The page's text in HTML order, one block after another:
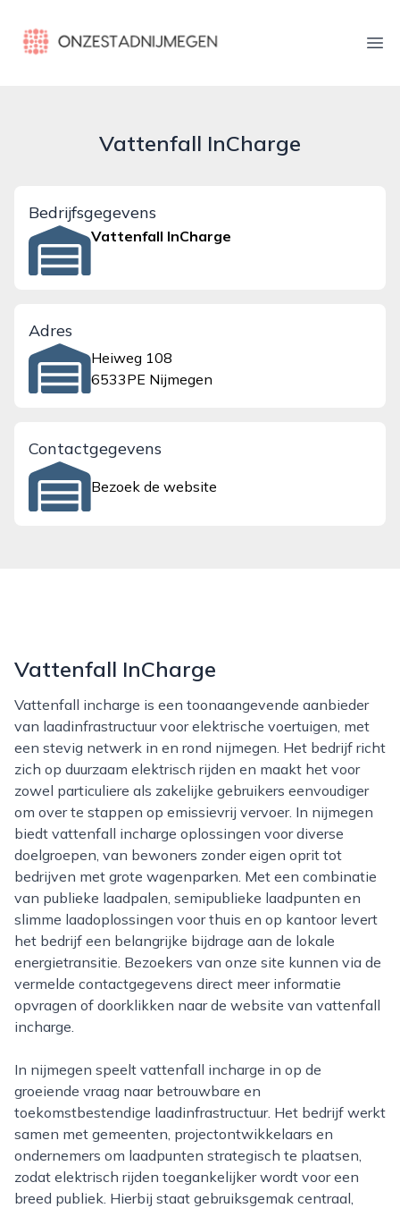
onzestadnijmegen.nl
Vattenfall InCharge
Bedrijfsgegevens
Vattenfall InCharge
Adres
Heiweg 108
6533PE Nijmegen
Contactgegevens
Bezoek de website
Vattenfall InCharge
Vattenfall incharge is een toonaangevende aanbieder
van laadinfrastructuur voor elektrische voertuigen, met
een stevig netwerk in en rond nijmegen. Het bedrijf richt
zich op duurzaam elektrisch rijden en maakt het voor
zowel particuliere als zakelijke gebruikers eenvoudiger
om over te stappen op emissievrij vervoer. In nijmegen
biedt vattenfall incharge oplossingen voor diverse
doelgroepen, van bewoners zonder eigen oprit tot
bedrijven met grote wagenparken. Met een combinatie
van publieke laadpalen, semipublieke laadpunten en
slimme laadoplossingen voor thuis en op kantoor levert
het bedrijf een belangrijke bijdrage aan de lokale
energietransitie. Bezoekers van onze site kunnen via de
vermelde contactgegevens direct meer informatie
opvragen of doorklikken naar de website van vattenfall
incharge.
In nijmegen speelt vattenfall incharge in op de
groeiende vraag naar betrouwbare en
toekomstbestendige laadinfrastructuur. Het bedrijf werkt
samen met gemeenten, projectontwikkelaars en
ondernemers om laadpunten strategisch te plaatsen,
zodat elektrisch rijden toegankelijker wordt voor een
breed publiek. Hierbij staat gebruiksgemak centraal,